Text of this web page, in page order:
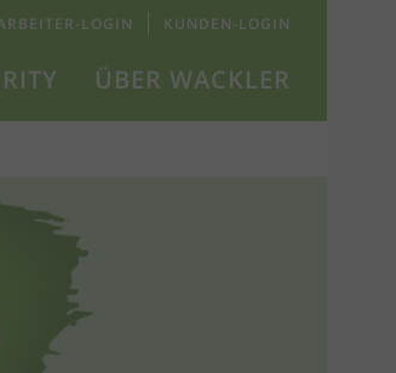
ÜBER WACKLER
LOGIN KUNDEN-LOGIN